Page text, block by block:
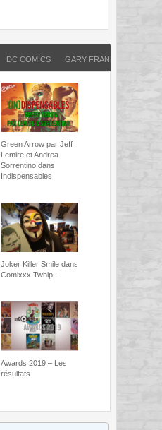
DC COMICS GARY FRANK
Green Arrow par Jeff
Lemire et Andrea
Sorrentino dans
Indispensables
Joker Killer Smile dans
Comixxx Twhip !
Awards 2019 – Les
résultats